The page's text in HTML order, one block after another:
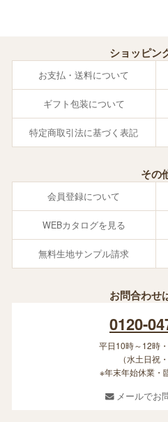
ショッピン
お支払・送料について
ギフト包装について
特定商取引法に基づく表記
その
会員登録について
WEBカタログを見る
無料生地サンプル請求
お問合わせ
0120-
平日10時～12時
（水土日祝
※年末年始休業・
メールでお